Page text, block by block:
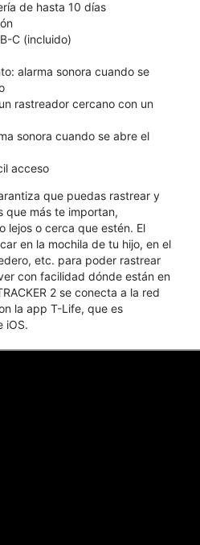
de hasta 10 días
C (incluido)
alarma sonora cuando se
rastreador cercano con un
sonora cuando se abre el
acceso
que puedas rastrear y
que más te importan,
lejos o cerca que estén. El
en la mochila de tu hijo, en el
etc. para poder rastrear
con facilidad dónde están en
2 se conecta a la red
la app T-Life, que es
iOS.